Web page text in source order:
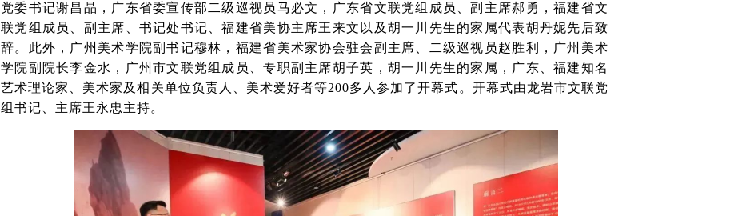
党委书记谢昌晶，广东省委宣传部二级巡视员马必文，广东省文联党组成员、副主席郝勇，福建省文
联党组成员、副主席、书记处书记、福建省美协主席王来文以及胡一川先生的家属代表胡丹妮先后致
辞。此外，广州美术学院副书记穆林，福建省美术家协会驻会副主席、二级巡视员赵胜利，广州美术
学院副院长李金水，广州市文联党组成员、专职副主席胡子英，胡一川先生的家属，广东、福建知名
艺术理论家、美术家及相关单位负责人、美术爱好者等200多人参加了开幕式。开幕式由龙岩市文联党
组书记、主席王永忠主持。